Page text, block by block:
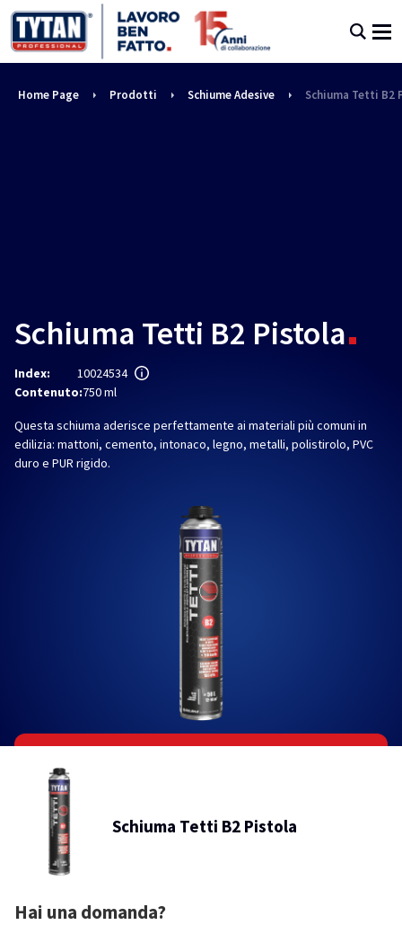
Home Page Prodotti Schiume Adesive Schiuma Tetti B2
Schiuma Tetti B2 Pistola
Index:
10024534
Contenuto:750 ml
Questa schiuma aderisce perfettamente ai materiali più comuni in
edilizia: mattoni, cemento, intonaco, legno, metalli, polistirolo, PVC
duro e PUR rigido.
Schiuma Tetti B2 Pistola
Hai una domanda?